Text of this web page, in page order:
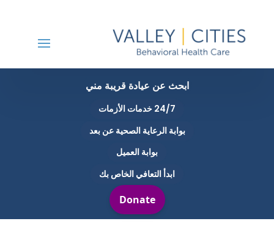
ابحث عن عيادة قريبة مني
24/7 خدمات الأزمات
بوابة الرعاية الصحية عن بعد
بوابة العميل
ابدأ التعافي الخاص بك